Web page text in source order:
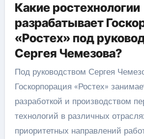
Какие ростехнологии
разрабатывает
«Ростех» под
Сергея Чемезова?
Под руководством Сергея
Госкорпорация «Ростех»
разработкой и производством
технологий в различных
приоритетных направлений